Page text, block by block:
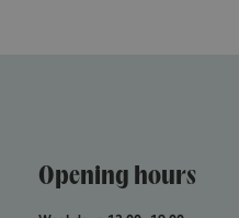
Opening hours